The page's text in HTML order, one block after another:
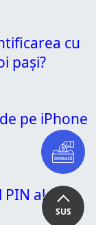
SUS
cu
pași?
pe iPhone
PIN al